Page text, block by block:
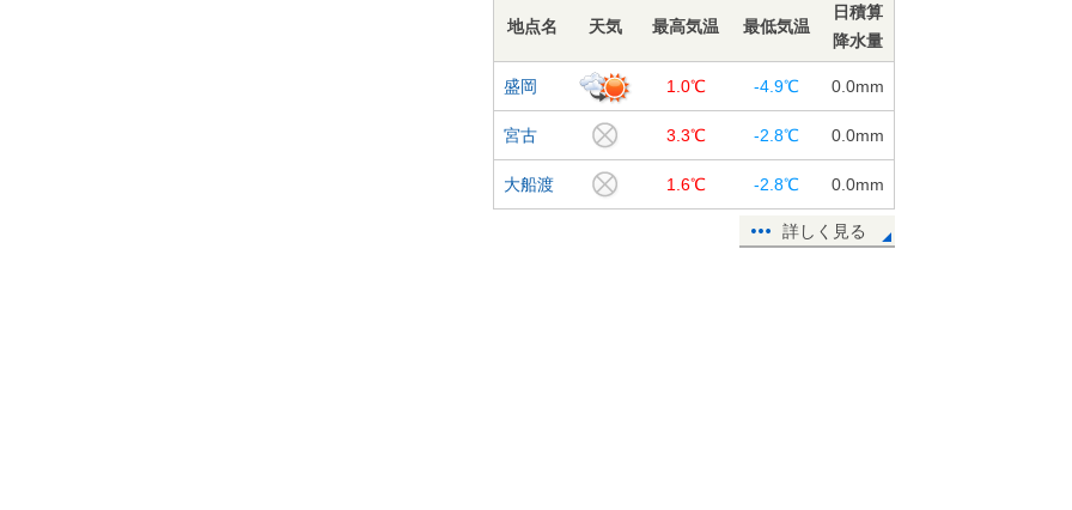
地点名 天気 最高気温 最低気温
日積算
降水量
盛岡 1.0℃ -4.9℃ 0.0mm
宮古 3.3℃ -2.8℃ 0.0mm
大船渡 1.6℃ -2.8℃ 0.0mm
詳しく見る